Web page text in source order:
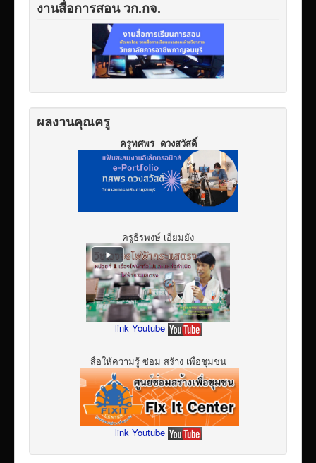
งานสื่อการสอน วก.กจ.
ผลงานคุณครู
ครูทศพร ดวงสวัสดิ์
ครูธีรพงษ์ เอี่ยมยัง
link Youtube
สื่อให้ความรู้ ซ่อม สร้าง เพื่อชุมชน
link Youtube